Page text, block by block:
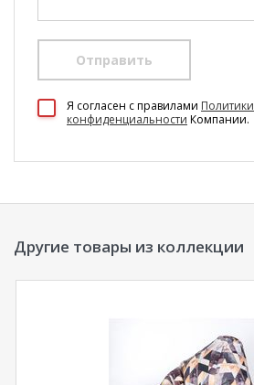
Отправить
Я согласен c правилами Политики
конфиденциальности Компании.
Другие товары из коллекции